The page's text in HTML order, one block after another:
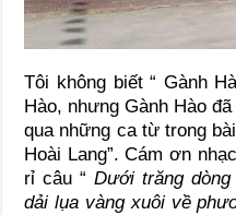
Tôi không biết “ Gành
Hào, nhưng Gành Hào
qua những ca từ trong
Hoài Lang”. Cám ơn
rỉ câu “Dưới trăng
dải lụa vàng xuôi về